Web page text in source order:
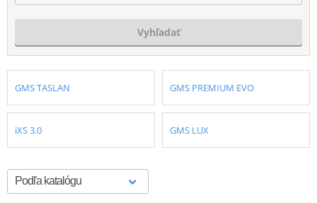
Vyhľadať
GMS TASLAN GMS PREMIUM EVO
iXS 3.0 GMS LUX